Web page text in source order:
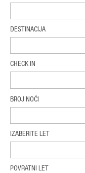
DESTINACIJA
CHECK IN
BROJ NOĆI
IZABERITE LET
POVRATNI LET